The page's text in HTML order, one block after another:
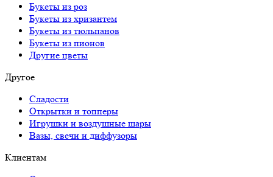
Букеты из роз
Букеты из хризантем
Букеты из тюльпанов
Букеты из пионов
Другие цветы
Другое
Сладости
Открытки и топперы
Игрушки и воздушные шары
Вазы, свечи и диффузоры
Клиентам